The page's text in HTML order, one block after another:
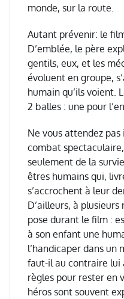
monde, sur la route.
Autant prévenir: le
D’emblée, le père
gentils, eux, et les
évoluent en groupe,
humain qu’ils voient.
2 balles : une pour
Ne vous attendez
combat
seulement de la
êtres humains qui,
s’accrochent à leur
D’ailleurs, à
pose durant le film :
à son enfant une
l’handicaper dans un
faut-il au contraire lui
règles pour rester en
héros sont souvent